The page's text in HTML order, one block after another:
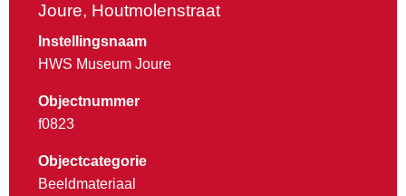
Joure, Houtmolenstraat
Instellingsnaam
HWS Museum Joure
Objectnummer
f0823
Objectcategorie
Beeldmateriaal